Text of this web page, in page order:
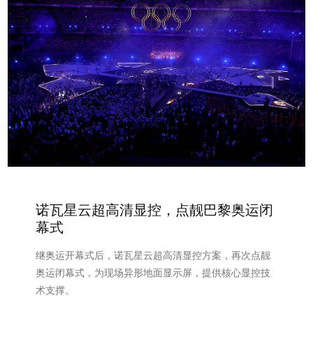
诺瓦星云超高清显控，点靓巴黎奥运闭
幕式
继奥运开幕式后，诺瓦星云超高清显控方案，再次点靓
奥运闭幕式，为现场异形地面显示屏，提供核心显控技
术支撑。